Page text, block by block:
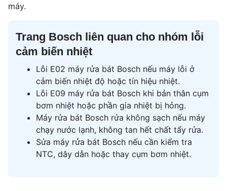
máy.
Trang Bosch liên quan cho nhóm lỗi
cảm biến nhiệt
Lỗi E02 máy rửa bát Bosch nếu máy lỗi ở
cảm biến nhiệt độ hoặc tín hiệu nhiệt.
Lỗi E09 máy rửa bát Bosch khi bản thân cụm
bơm nhiệt hoặc phần gia nhiệt bị hỏng.
Máy rửa bát Bosch rửa không sạch nếu máy
chạy nước lạnh, không tan hết chất tẩy rửa.
Sửa máy rửa bát Bosch nếu cần kiểm tra
NTC, dây dẫn hoặc thay cụm bơm nhiệt.